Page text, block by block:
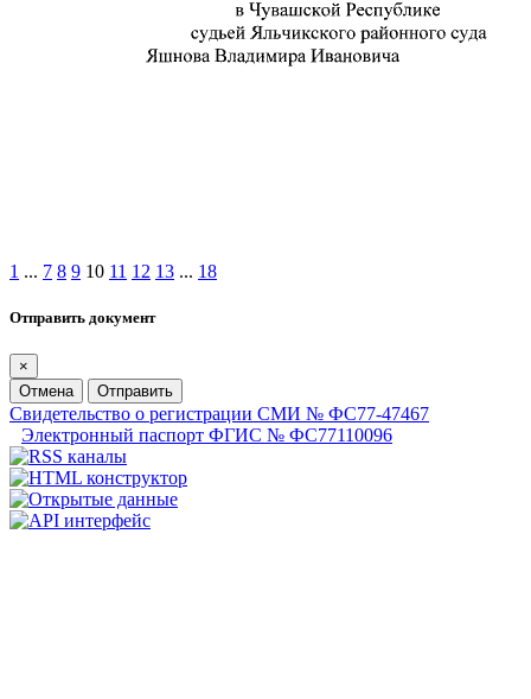
1 ... 7 8 9 10 11 12 13 ... 18
Отправить документ
×
Отмена
Отправить
Свидетельство о регистрации СМИ № ФС77-47467
Электронный паспорт ФГИС № ФС77110096